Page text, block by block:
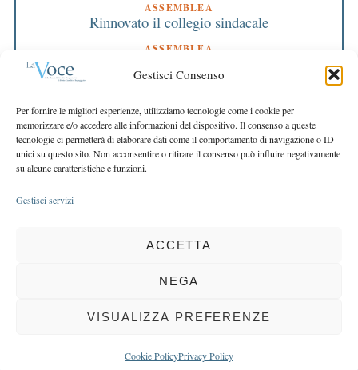
Gestisci Consenso
Per fornire le migliori esperienze, utilizziamo tecnologie come i cookie per
memorizzare e/o accedere alle informazioni del dispositivo. Il consenso a queste
tecnologie ci permetterà di elaborare dati come il comportamento di navigazione o ID
unici su questo sito. Non acconsentire o ritirare il consenso può influire negativamente
su alcune caratteristiche e funzioni.
Gestisci servizi
ACCETTA
NEGA
VISUALIZZA PREFERENZE
Cookie PolicyPrivacy Policy
ASSEMBLEA
Rinnovato il collegio sindacale
ASSEMBLEA
Bilancio approvato all’unanimità e 2 milioni
destinati al territorio
EDITORIALE DIRETTORE
Crescere restando riconoscibili
EDITORIALE PRESIDENTE
Costruire futuro insieme
COPYRIGHT 2025 LA VOCE |PRIVACY
BCC DI BUSTO GAROLFO E BUGUGGIATE